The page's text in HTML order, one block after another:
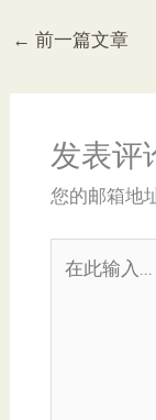
← 前一篇文章
发表评
您的邮箱地